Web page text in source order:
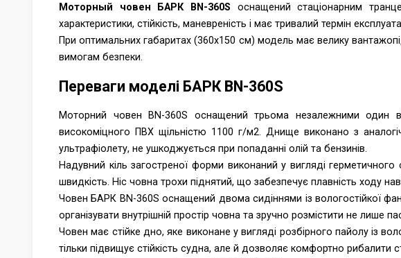
Моторный човен БАРК ВN-360S оснащений стаціонарним
характеристики, стійкість, маневреність і має тривалий термін
При оптимальних габаритах (360х150 см) модель має велику
вимогам безпеки.
Переваги моделі БАРК ВN-360S
Моторний човен BN-360S оснащений трьома незалежними один
високоміцного ПВХ щільністю 1100 г/м2. Днище виконано з
ультрафіолету, не ушкоджується при попаданні олій та бензинів.
Надувний кіль загостреної форми виконаний у вигляді
швидкість. Ніс човна трохи піднятий, що забезпечує плавність ходу
Човен БАРК ВN-360S оснащений двома сидіннями із вологостійкої
організувати внутрішній простір човна та зручно розмістити не лише
Човен має стійке дно, яке виконане у вигляді розбірного пайолу із
тільки підвищує стійкість судна, але й дозволяє комфортно рибалити